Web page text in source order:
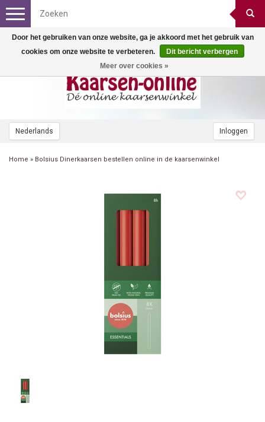
Nederlands Inloggen
Toggle
navigation
Home » Bolsius Dinerkaarsen bestellen online in de kaarsenwinkel
Door het gebruiken van onze website, ga je akkoord met het gebruik van
cookies om onze website te verbeteren.
Dit bericht verbergen
Meer over cookies »